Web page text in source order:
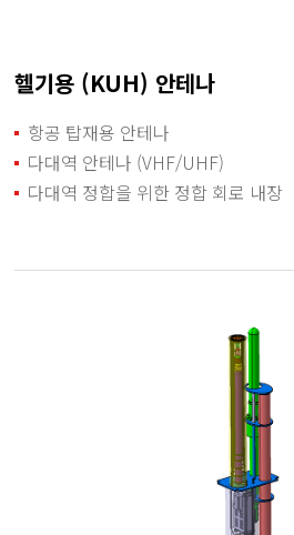
헬기용 (KUH) 안테나
항공 탑재용 안테나
다대역 안테나 (VHF/UHF)
다대역 정합을 위한 정합 회로 내장